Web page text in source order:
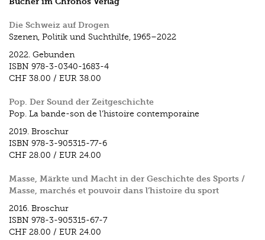
Die Schweiz auf Drogen
Szenen, Politik und Suchthilfe, 1965–2022
2022. Gebunden
ISBN 978-3-0340-1683-4
CHF 38.00 / EUR 38.00
Pop. Der Sound der Zeitgeschichte
Pop. La bande-son de l’histoire contemporaine
2019. Broschur
ISBN 978-3-905315-77-6
CHF 28.00 / EUR 24.00
Masse, Märkte und Macht in der Geschichte des Sports /
Masse, marchés et pouvoir dans l’histoire du sport
2016. Broschur
ISBN 978-3-905315-67-7
CHF 28.00 / EUR 24.00